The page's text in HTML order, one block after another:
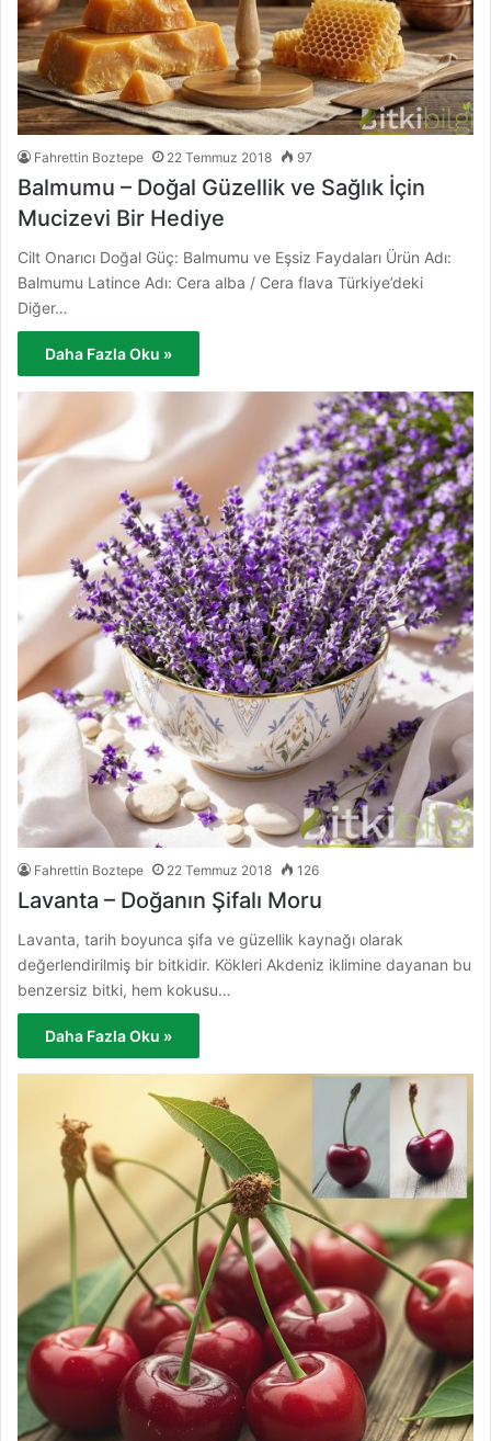
Fahrettin Boztepe 22 Temmuz 2018 97
Balmumu – Doğal Güzellik ve Sağlık İçin
Mucizevi Bir Hediye
Cilt Onarıcı Doğal Güç: Balmumu ve Eşsiz Faydaları Ürün Adı:
Balmumu Latince Adı: Cera alba / Cera flava Türkiye’deki
Diğer…
Daha Fazla Oku »
Fahrettin Boztepe 22 Temmuz 2018 126
Lavanta – Doğanın Şifalı Moru
Lavanta, tarih boyunca şifa ve güzellik kaynağı olarak
değerlendirilmiş bir bitkidir. Kökleri Akdeniz iklimine dayanan bu
benzersiz bitki, hem kokusu…
Daha Fazla Oku »